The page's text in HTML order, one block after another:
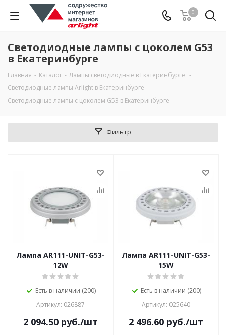
0
Светодиодные лампы с цоколем G53
в Екатеринбурге
Главная - Каталог - Лампы светодиодные в Екатеринбурге -
Светодиодные лампы Arlight в Екатеринбурге -
Светодиодные лампы с цоколем G53 в Екатеринбурге
Фильтр
Лампа AR111-UNIT-G53-
12W
Есть в наличии (200)
Артикул: 026887
2 094.50 руб./шт
Лампа AR111-UNIT-G53-
15W
Есть в наличии (200)
Артикул: 025640
2 496.60 руб./шт